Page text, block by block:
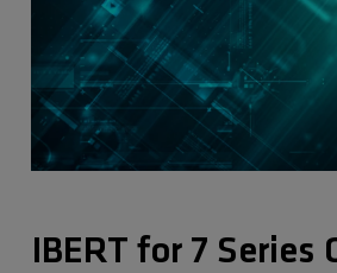
IBERT for 7 Series